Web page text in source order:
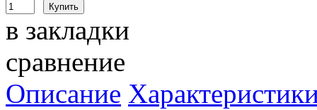
в закладки
сравнение
Описание